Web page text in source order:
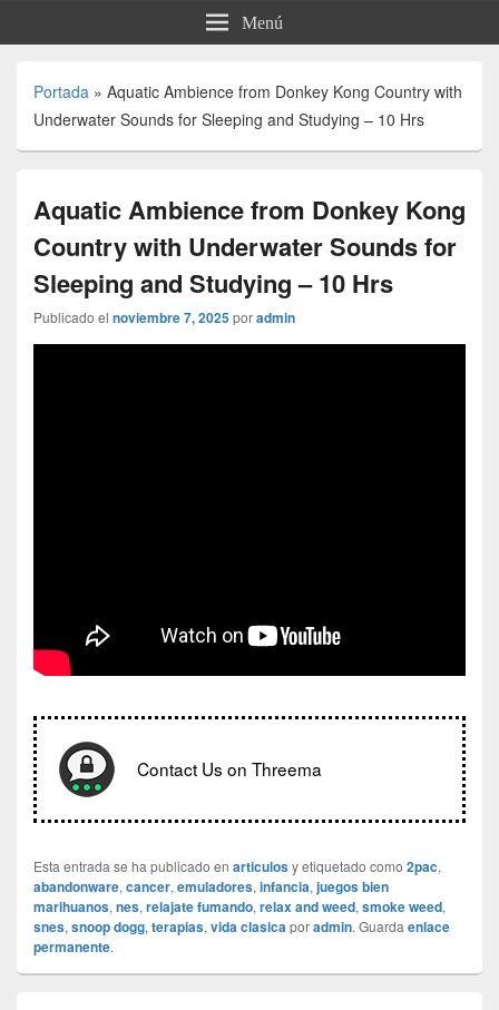
Menú
Portada » Aquatic Ambience from Donkey Kong Country with
Underwater Sounds for Sleeping and Studying – 10 Hrs
Aquatic Ambience from Donkey Kong
Country with Underwater Sounds for
Sleeping and Studying – 10 Hrs
Publicado el noviembre 7, 2025poradmin
Contact Us on Threema
Esta entrada se ha publicado en articulosy etiquetado como 2pac,
abandonware, cancer, emuladores, infancia, juegos bien
marihuanos, nes, relajate fumando, relax and weed, smoke weed,
snes, snoop dogg, terapias, vida clasicaporadmin. Guarda enlace
permanente.